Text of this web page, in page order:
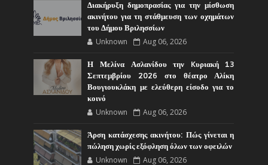
Διακήρυξη δημοπρασίας για την μίσθωση
ακινήτου για τη στάθμευση των οχημάτων
του Δήμου Βριλησσίων
Unknown Aug 06, 2026
Η Μελίνα Ασλανίδου την Kυριακή 13
Σεπτεμβρίου 2026 στο θέατρο Αλίκη
Βουγιουκλάκη με ελεύθερη είσοδο για το
κοινό
Unknown Aug 06, 2026
Άρση κατάσχεσης ακινήτου: Πώς γίνεται η
πώληση χωρίς εξόφληση όλων των οφειλών
Unknown Aug 06, 2026